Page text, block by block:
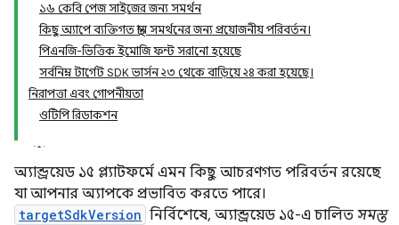
১৬ কেবি পেজ সাইজের জন্য সমর্থন
কিছু অ্যাপে ব্যক্তিগত স্থান সমর্থনের জন্য প্রয়োজনীয় পরিবর্তন।
পিএনজি-ভিত্তিক ইমোজি ফন্ট সরানো হয়েছে
সর্বনিম্ন টার্গেট SDK ভার্সন ২৩ থেকে বাড়িয়ে ২৪ করা হয়েছে।
নিরাপত্তা এবং গোপনীয়তা
ওটিপি রিডাকশন
অ্যান্ড্রয়েড ১৫ প্ল্যাটফর্মে এমন কিছু আচরণগত পরিবর্তন রয়েছে
যা আপনার অ্যাপকে প্রভাবিত করতে পারে।
targetSdkVersion নির্বিশেষে, অ্যান্ড্রয়েড ১৫-এ চালিত সমস্ত